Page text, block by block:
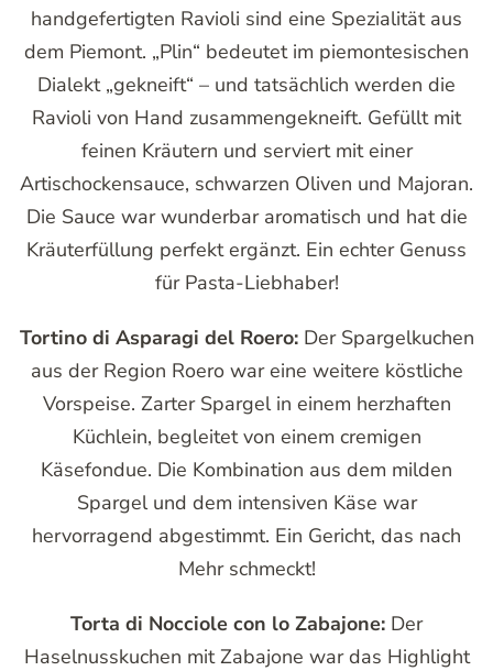
handgefertigten Ravioli sind eine Spezialität aus
dem Piemont. „Plin“ bedeutet im piemontesischen
Dialekt „gekneift“ – und tatsächlich werden die
Ravioli von Hand zusammengekneift. Gefüllt mit
feinen Kräutern und serviert mit einer
Artischockensauce, schwarzen Oliven und Majoran.
Die Sauce war wunderbar aromatisch und hat die
Kräuterfüllung perfekt ergänzt. Ein echter Genuss
für Pasta-Liebhaber!
Tortino di Asparagi del Roero:Der Spargelkuchen
aus der Region Roero war eine weitere köstliche
Vorspeise. Zarter Spargel in einem herzhaften
Küchlein, begleitet von einem cremigen
Käsefondue. Die Kombination aus dem milden
Spargel und dem intensiven Käse war
hervorragend abgestimmt. Ein Gericht, das nach
Mehr schmeckt!
Torta di Nocciole con lo Zabajone: Der
Haselnusskuchen mit Zabajone war das Highlight